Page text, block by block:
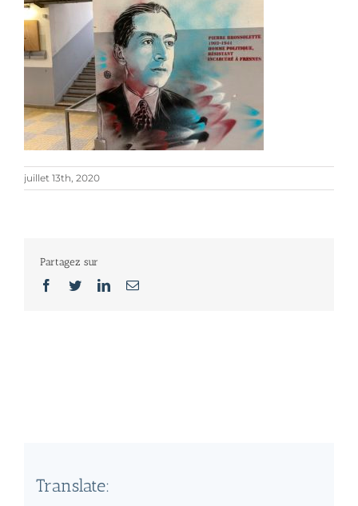
juillet 13th, 2020
Partagez sur
Facebook
TwitterLinkedInEmail
Translate: